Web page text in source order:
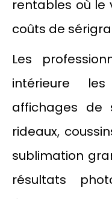
rentables où le
coûts de
Les
intérieure
affichages de
rideaux,
sublimation
résultats